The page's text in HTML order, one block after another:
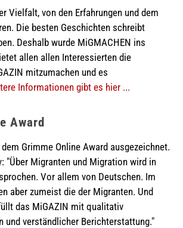
Vielfalt, von den Erfahrungen und dem
Die besten Geschichten schreibt
Deshalb wurde MiGMACHEN ins
allen allen Interessierten die
mitzumachen und es
Informationen gibt es hier ...
Award
Grimme Online Award ausgezeichnet.
"Über Migranten und Migration wird in
Vor allem von Deutschen. Im
aber zumeist die der Migranten. Und
das MiGAZIN mit qualitativ
und verständlicher Berichterstattung."